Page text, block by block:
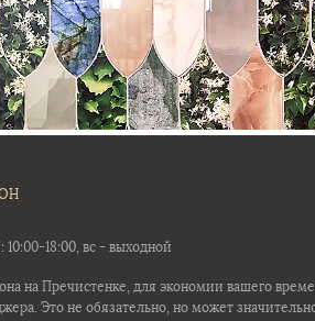
10:00-18:00, вс - выходной
на Пречистенке, для экономии вашего
Это не обязательно, но может